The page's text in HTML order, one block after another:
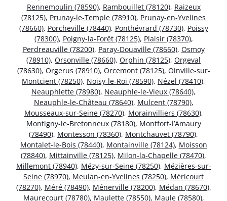
Rennemoulin (78590), Rambouillet (78120), Raizeux
(78125), Prunay-le-Temple (78910), Prunay-en-Yvelines
(78660), Porcheville (78440), Ponthévrard (78730), Poissy
(78300), Poigny-la-Forêt (78125), Plaisir (78370),
Perdreauville (78200), Paray-Douaville (78660), Osmoy
(78910), Orsonville (78660), Orphin (78125), Orgeval
(78630), Orgerus (78910), Orcemont (78125), Oinville-sur-
Montcient (78250), Noisy-le-Roi (78590), Nézel (78410),
Neauphlette (78980), Neauphle-le-Vieux (78640),
Neauphle-le-Château (78640), Mulcent (78790),
Mousseaux-sur-Seine (78270), Morainvilliers (78630),
Montigny-le-Bretonneux (78180), Montfort-l’Amaury
(78490), Montesson (78360), Montchauvet (78790),
Montalet-le-Bois (78440), Montainville (78124), Moisson
(78840), Mittainville (78125), Milon-la-Chapelle (78470),
Millemont (78940), Mézy-sur-Seine (78250), Mézières-sur-
Seine (78970), Meulan-en-Yvelines (78250), Méricourt
(78270), Méré (78490), Ménerville (78200), Médan (78670),
Maurecourt (78780), Maulette (78550), Maule (78580),